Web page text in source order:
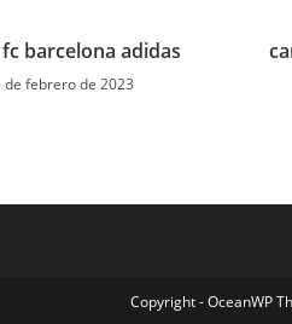
barcelona adidas
de febrero de 2023
Copyright - OceanWP